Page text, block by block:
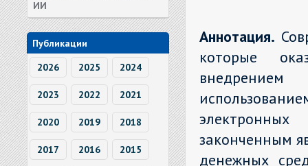
ИИ
Публикации
2026
2025 2024
2023 2022 2021
2020 2019 2018
2017 2016 2015
Аннотация.
которые
законченным
денежных